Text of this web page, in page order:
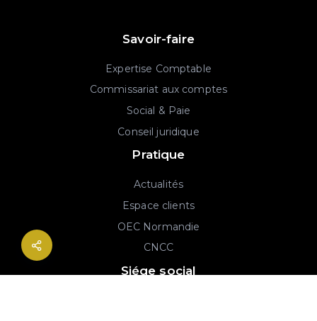
Savoir-faire
Expertise Comptable
Commissariat aux comptes
Social & Paie
Conseil juridique
Pratique
Actualités
Espace clients
OEC Normandie
CNCC
Siége social